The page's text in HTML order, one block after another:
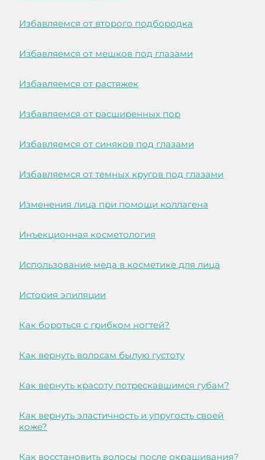
Избавляемся от второго подбородка
Избавляемся от мешков под глазами
Избавляемся от растяжек
Избавляемся от расширенных пор
Избавляемся от синяков под глазами
Избавляемся от темных кругов под глазами
Изменения лица при помощи коллагена
Инъекционная косметология
Использование меда в косметике для лица
История эпиляции
Как бороться с грибком ногтей?
Как вернуть волосам былую густоту
Как вернуть красоту потрескавшимся губам?
Как вернуть эластичность и упругость своей
коже?
Как восстановить волосы после окрашивания?